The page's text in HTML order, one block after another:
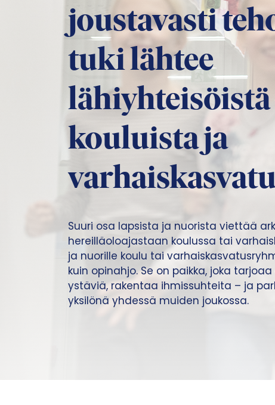
joustavasti
tuki lähtee
lähiyhteisöistä
kouluista ja
Suuri osa lapsista ja nuorista viettää
hereilläoloajastaan koulussa tai
ja nuorille koulu tai
kuin opinahjo. Se on paikka, joka
ystäviä, rakentaa ihmissuhteita – ja
yksilönä yhdessä muiden joukossa.